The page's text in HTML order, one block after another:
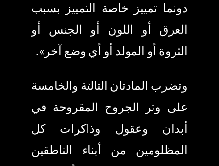
دونما تمييز خاصة التمييز بسبب
العرق أو اللون أو الجنس أو
الثروة أو المولد أو أي وضع آخر »
.
وتضرب المادتان الثالثة والخامسة
على وتر الجروح المقروحة في
أبدان وعقول وذاكرات كل
المظلومين من أبناء الناطقين